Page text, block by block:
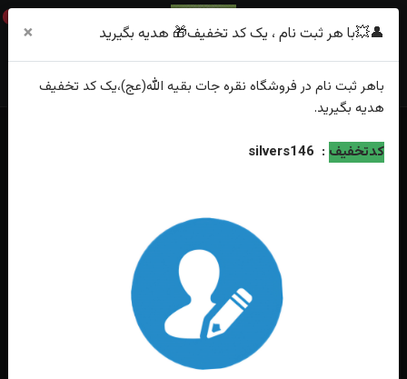
0
خانه
فهرست محصولات
انگشتر نقره عقیق یمنی اصل رکاب فیلی چنگی طرح قلمزنی
👤💥با هر ثبت نام ، یک کد تخفیف🎁 هدیه بگیرید ×
باهر ثبت نام در فروشگاه نقره جات بقیه الله(عج)،یک کد تخفیف
هدیه بگیرید.
کدتخفیف :
silvers146